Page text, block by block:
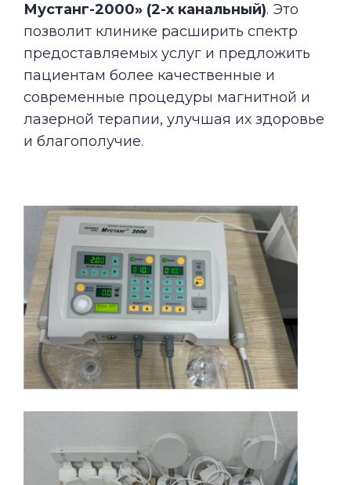
Мустанг-2000» (2-х канальный). Это
позволит клинике расширить спектр
предоставляемых услуг и предложить
пациентам более качественные и
современные процедуры магнитной и
лазерной терапии, улучшая их здоровье
и благополучие.